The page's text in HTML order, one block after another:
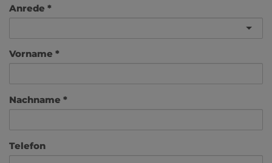
Anrede
Vorname
Nachname
Telefon